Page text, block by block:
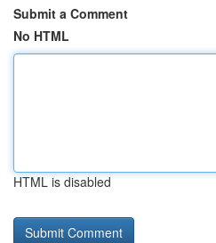
Submit a Comment
No HTML
HTML is disabled